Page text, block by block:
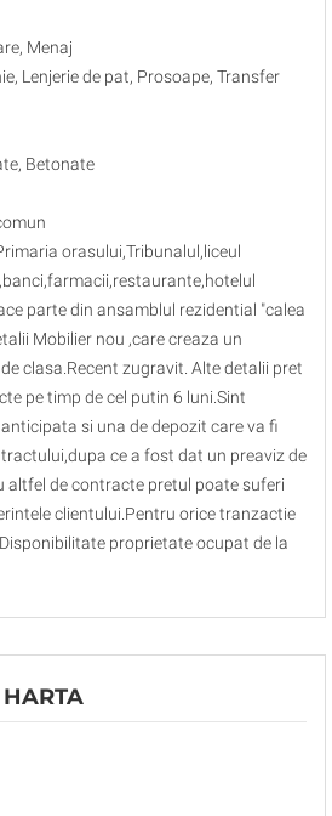
Menaj
Lenjerie de pat, Prosoape, Transfer
Betonate
orasului,Tribunalul,liceul
parte din ansamblul rezidential "calea
Mobilier nou ,care creaza un
clasa.Recent zugravit. Alte detalii pret
pe timp de cel putin 6 luni.Sint
si una de depozit care va fi
ce a fost dat un preaviz de
altfel de contracte pretul poate suferi
clientului.Pentru orice tranzactie
proprietate ocupat de la